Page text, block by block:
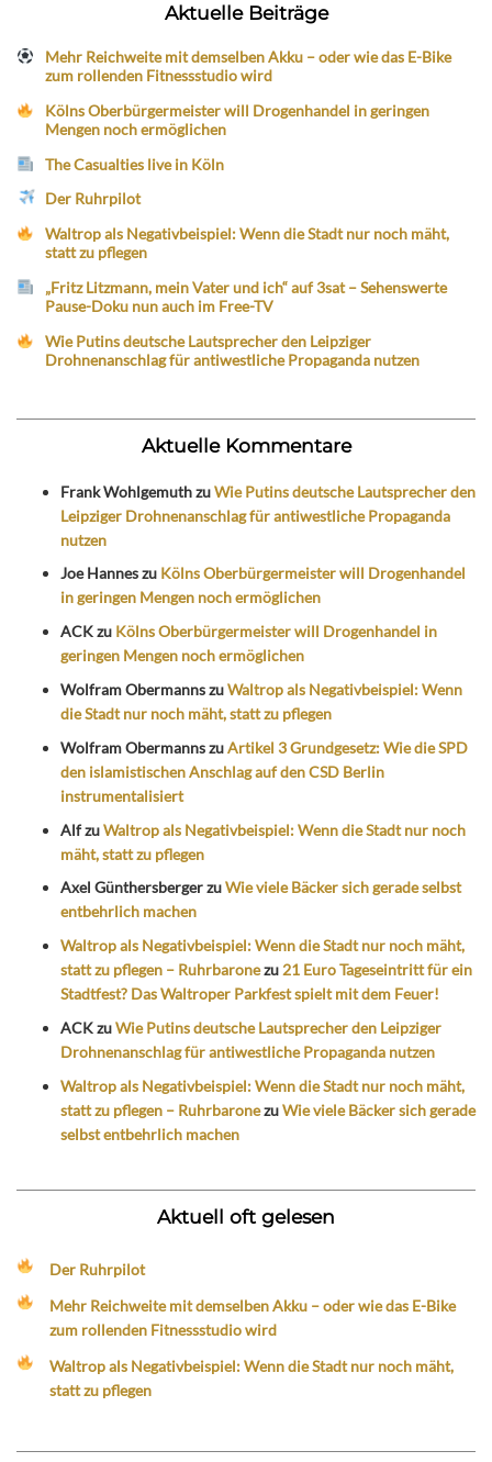
Aktuelle Beiträge
Mehr Reichweite mit demselben Akku – oder wie das E-Bike
zum rollenden Fitnessstudio wird
Kölns Oberbürgermeister will Drogenhandel in geringen
Mengen noch ermöglichen
The Casualties live in Köln
Der Ruhrpilot
Waltrop als Negativbeispiel: Wenn die Stadt nur noch mäht,
statt zu pflegen
„Fritz Litzmann, mein Vater und ich“ auf 3sat – Sehenswerte
Pause-Doku nun auch im Free-TV
Wie Putins deutsche Lautsprecher den Leipziger
Drohnenanschlag für antiwestliche Propaganda nutzen
Aktuelle Kommentare
Frank WohlgemuthzuWie Putins deutsche Lautsprecher den
Leipziger Drohnenanschlag für antiwestliche Propaganda
nutzen
Joe Hanneszu Kölns Oberbürgermeister will Drogenhandel
in geringen Mengen noch ermöglichen
ACKzu Kölns Oberbürgermeister will Drogenhandel in
geringen Mengen noch ermöglichen
Wolfram ObermannszuWaltrop als Negativbeispiel: Wenn
die Stadt nur noch mäht, statt zu pflegen
Wolfram ObermannszuArtikel 3 Grundgesetz: Wie die SPD
den islamistischen Anschlag auf den CSD Berlin
instrumentalisiert
AlfzuWaltrop als Negativbeispiel: Wenn die Stadt nur noch
mäht, statt zu pflegen
Axel GünthersbergerzuWie viele Bäcker sich gerade selbst
entbehrlich machen
Waltrop als Negativbeispiel: Wenn die Stadt nur noch mäht,
statt zu pflegen – Ruhrbaronezu 21 Euro Tageseintritt für ein
Stadtfest? Das Waltroper Parkfest spielt mit dem Feuer!
ACKzuWie Putins deutsche Lautsprecher den Leipziger
Drohnenanschlag für antiwestliche Propaganda nutzen
Waltrop als Negativbeispiel: Wenn die Stadt nur noch mäht,
statt zu pflegen – RuhrbaronezuWie viele Bäcker sich gerade
selbst entbehrlich machen
Aktuell oft gelesen
Der Ruhrpilot
Mehr Reichweite mit demselben Akku – oder wie das E-Bike
zum rollenden Fitnessstudio wird
Waltrop als Negativbeispiel: Wenn die Stadt nur noch mäht,
statt zu pflegen